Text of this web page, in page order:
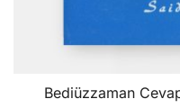
Bediüzzaman